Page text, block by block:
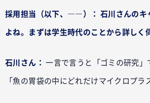
採用担当（以下、――）： 石川さんのキ
よね。まずは学生時代のことから詳しく
石川さん：一言で言うと「ゴミの研究
「魚の胃袋の中にどれだけマイクロプ